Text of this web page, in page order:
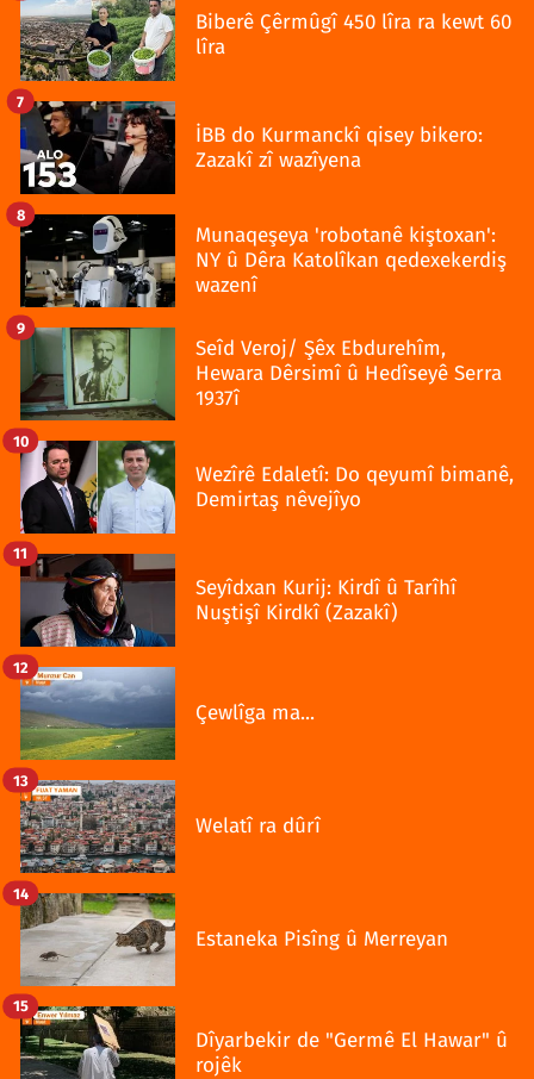
Biberê Çêrmûgî 450 lîra ra kewt 60
lîra
İBB do Kurmanckî qisey bikero:
Zazakî zî wazîyena
7
Munaqeşeya 'robotanê kiştoxan':
NY û Dêra Katolîkan qedexekerdiş
wazenî
8
Seîd Veroj/ Şêx Ebdurehîm,
Hewara Dêrsimî û Hedîseyê Serra
1937î
9
Wezîrê Edaletî: Do qeyumî bimanê,
Demirtaş nêvejîyo
10
Seyîdxan Kurij: Kirdî û Tarîhî
Nuştişî Kirdkî (Zazakî)
11
Çewlîga ma...
12
Welatî ra dûrî
13
Estaneka Pisîng û Merreyan
14
Dîyarbekir de "Germê El Hawar" û
rojêk
15